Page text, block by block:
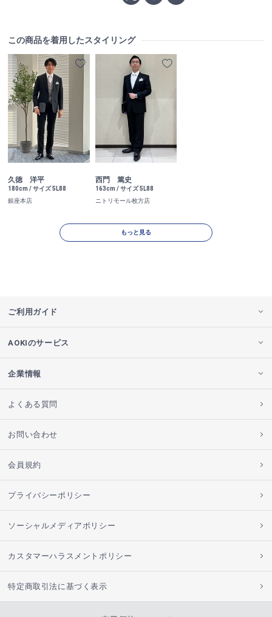
この商品を着用したスタイリング
久徳 洋平
180cm / サイズ 5L88
銀座本店
西門 篤史
163cm / サイズ 5L88
ニトリモール枚方店
もっと見る
ご利用ガイド
AOKIのサービス
企業情報
よくある質問
お問い合わせ
会員規約
プライバシーポリシー
ソーシャルメディアポリシー
カスタマーハラスメントポリシー
特定商取引法に基づく表示